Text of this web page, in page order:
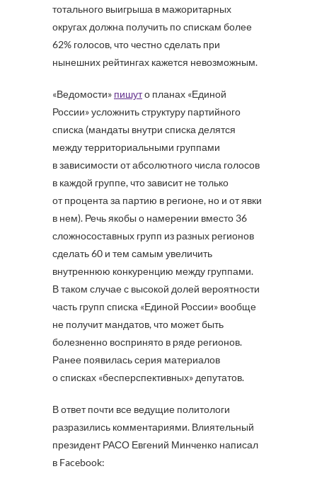
тотального выигрыша в мажоритарных
округах должна получить по спискам более
62% голосов, что честно сделать при
нынешних рейтингах кажется невозможным.
«Ведомости» пишуто планах «Единой
России» усложнить структуру партийного
списка (мандаты внутри списка делятся
между территориальными группами
в зависимости от абсолютного числа голосов
в каждой группе, что зависит не только
от процента за партию в регионе, но и от явки
в нем). Речь якобы о намерении вместо 36
сложносоставных групп из разных регионов
сделать 60 и тем самым увеличить
внутреннюю конкуренцию между группами.
В таком случае с высокой долей вероятности
часть групп списка «Единой России» вообще
не получит мандатов, что может быть
болезненно воспринято в ряде регионов.
Ранее появилась серия материалов
о списках «бесперспективных» депутатов.
В ответ почти все ведущие политологи
разразились комментариями. Влиятельный
президент РАСО Евгений Минченко написал
в Facebook: